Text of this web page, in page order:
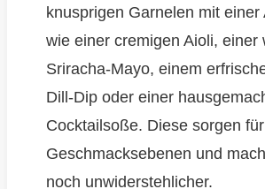
knusprigen Garnelen mit
wie einer cremigen Aioli, einer
Sriracha-Mayo, einem
Dill-Dip oder einer
Cocktailsoße. Diese sorgen
Geschmacksebenen und
noch unwiderstehlicher.